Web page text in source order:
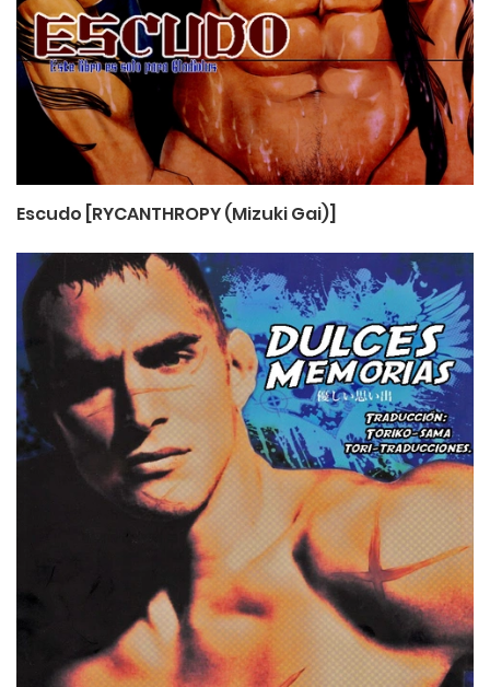
Escudo [RYCANTHROPY (Mizuki Gai)]